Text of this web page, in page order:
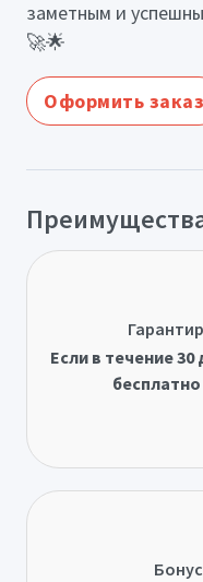
заметным и
🚀🌟
Оформить заказ
Если в течение